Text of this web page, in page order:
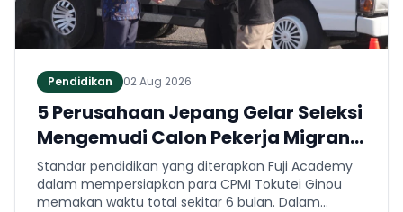
Pendidikan 02 Aug 2026
5 Perusahaan Jepang Gelar Seleksi
Mengemudi Calon Pekerja Migran
Jembrana
Standar pendidikan yang diterapkan Fuji Academy
dalam mempersiapkan para CPMI Tokutei Ginou
memakan waktu total sekitar 6 bulan. Dalam